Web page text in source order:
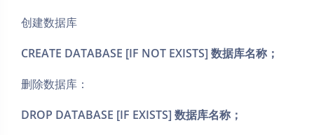
创建数据库
CREATE DATABASE [IF NOT EXISTS] 数据库名称；
删除数据库：
DROP DATABASE [IF EXISTS] 数据库名称；